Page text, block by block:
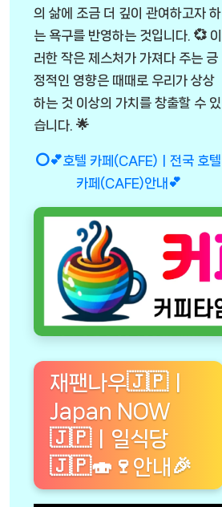
의 삶에 조금 더 깊이 관여하고자 하
는 욕구를 반영하는 것입니다. 💞 이
러한 작은 제스처가 가져다 주는 긍
정적인 영향은 때때로 우리가 상상
하는 것 이상의 가치를 창출할 수 있
습니다. 🌟
⭕💕호텔 카페(CAFE)ㅣ전국 호텔
카페(CAFE)안내💕
재팬나우🇯🇵ㅣ
Japan NOW
🇯🇵ㅣ일식당
🇯🇵🍣🍷안내🎉